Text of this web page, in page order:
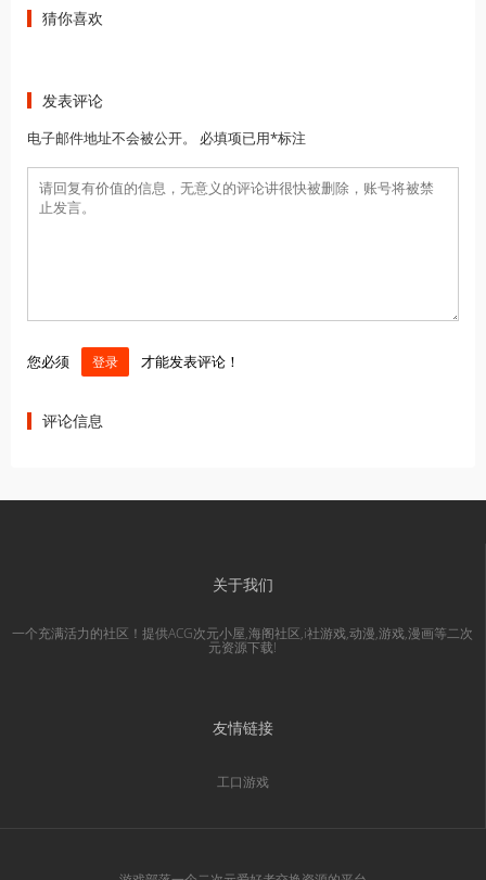
猜你喜欢
发表评论
电子邮件地址不会被公开。 必填项已用*标注
您必须 登录 才能发表评论！
评论信息
关于我们
一个充满活力的社区！提供ACG次元小屋,海阁社区,i社游戏,动漫,游戏,漫画等二次
元资源下载!
友情链接
工口游戏